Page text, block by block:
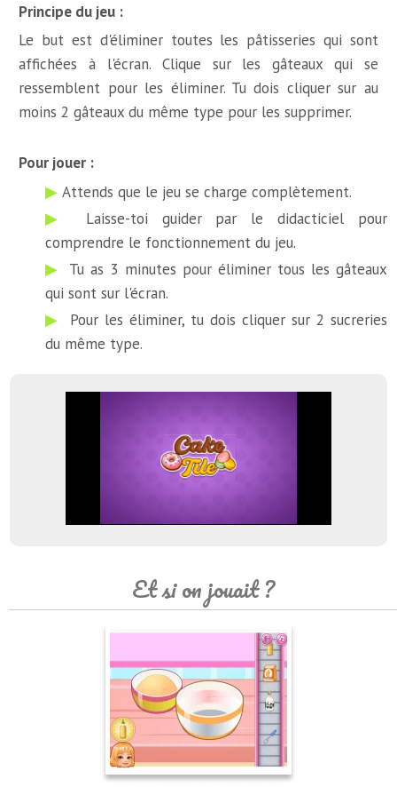
Principe du jeu :
Le but est d'éliminer toutes les pâtisseries qui sont
affichées à l'écran. Clique sur les gâteaux qui se
ressemblent pour les éliminer. Tu dois cliquer sur au
moins 2 gâteaux du même type pour les supprimer.
Pour jouer :
Attends que le jeu se charge complètement.
Laisse-toi guider par le didacticiel pour
comprendre le fonctionnement du jeu.
Tu as 3 minutes pour éliminer tous les gâteaux
qui sont sur l'écran.
Pour les éliminer, tu dois cliquer sur 2 sucreries
du même type.
Et si on jouait ?